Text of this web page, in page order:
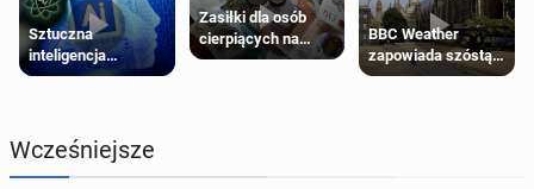
Sztuczna
inteligencja
próbowała oszukać
Zasiłki dla osób
cierpiących na
schorzenia
BBC Weather
zapowiada szóstą
falę upałów w
Wcześniejsze